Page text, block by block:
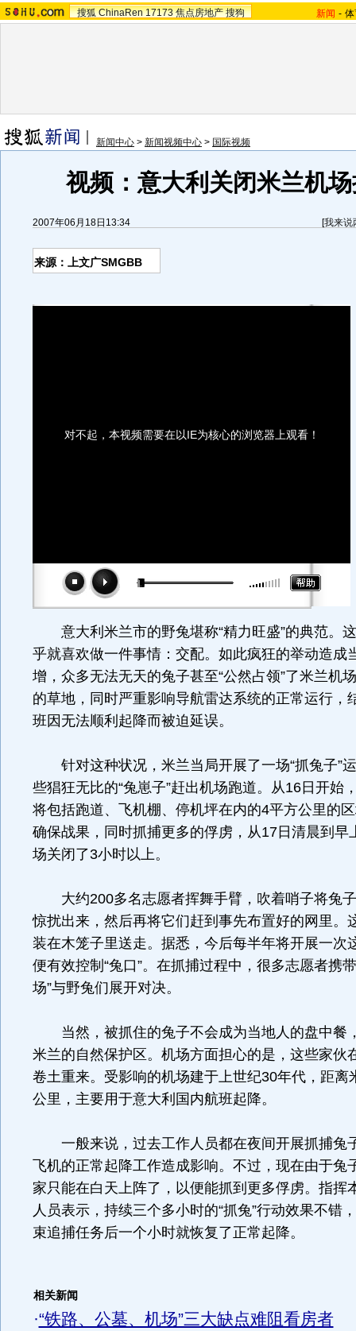
搜狐 ChinaRen 17173 焦点房地产 搜狗 新闻 -
新闻中心 > 新闻视频中心 > 国际视频
视频：意大利关闭米兰机
2007年06月18日13:34 [我来说
来源：上文广SMGBB
对不起，本视频需要在以IE为核心的浏览器上观看！
意大利米兰市的野兔堪称“精力旺盛”的典范。
乎就喜欢做一件事情：交配。如此疯狂的举动造成
增，众多无法无天的兔子甚至“公然占领”了米兰机
的草地，同时严重影响导航雷达系统的正常运行，
班因无法顺利起降而被迫延误。
针对这种状况，米兰当局开展了一场“抓兔子”
些猖狂无比的“兔崽子”赶出机场跑道。从16日开始
将包括跑道、飞机棚、停机坪在内的4平方公里的
确保战果，同时抓捕更多的俘虏，从17日清晨到早
场关闭了3小时以上。
大约200多名志愿者挥舞手臂，吹着哨子将兔
惊扰出来，然后再将它们赶到事先布置好的网里。
装在木笼子里送走。据悉，今后每半年将开展一次
便有效控制“兔口”。在抓捕过程中，很多志愿者携
场”与野兔们展开对决。
当然，被抓住的兔子不会成为当地人的盘中餐
米兰的自然保护区。机场方面担心的是，这些家伙
卷土重来。受影响的机场建于上世纪30年代，距离
公里，主要用于意大利国内航班起降。
一般来说，过去工作人员都在夜间开展抓捕兔
飞机的正常起降工作造成影响。不过，现在由于兔
家只能在白天上阵了，以便能抓到更多俘虏。指挥
人员表示，持续三个多小时的“抓兔”行动效果不错
束追捕任务后一个小时就恢复了正常起降。
相关新闻
·“铁路、公墓、机场”三大缺点难阻看房者